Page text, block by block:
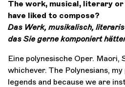
The work, musical, literary
have liked to compose?
Das Werk, musikalisch,
das Sie gerne komponiert
Eine polynesische Oper. Maori,
whichever. The Polynesians,
legends and because we are